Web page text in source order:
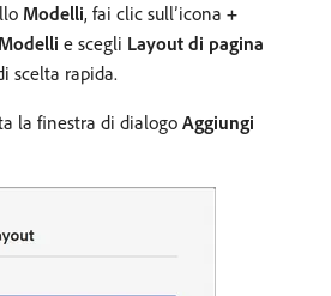
Modelli, fai clic sull’icona +
Modelli e scegli Layout di pagina
scelta rapida.
la finestra di dialogo Aggiungi